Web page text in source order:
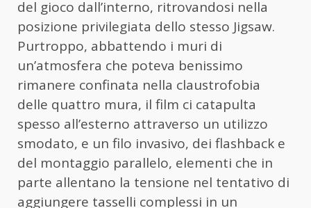
del gioco dall’interno, ritrovandosi nella
posizione privilegiata dello stesso Jigsaw.
Purtroppo, abbattendo i muri di
un’atmosfera che poteva benissimo
rimanere confinata nella claustrofobia
delle quattro mura, il film ci catapulta
spesso all’esterno attraverso un utilizzo
smodato, e un filo invasivo, dei flashback e
del montaggio parallelo, elementi che in
parte allentano la tensione nel tentativo di
aggiungere tasselli complessi in un